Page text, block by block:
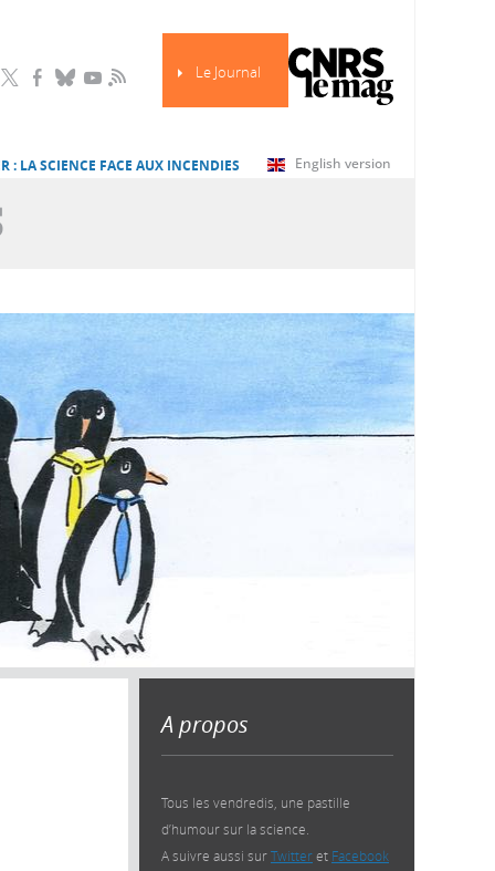
Le Journal
RSS
English version
: LA SCIENCE FACE AUX INCENDIES
A propos
Tous les vendredis, une pastille
d’humour sur la science.
A suivre aussi surTwitteret Facebook